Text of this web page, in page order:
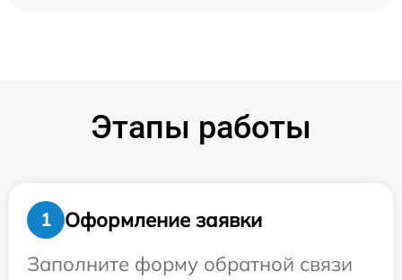
Этапы работы
1
Оформление заявки
Заполните форму обратной связи